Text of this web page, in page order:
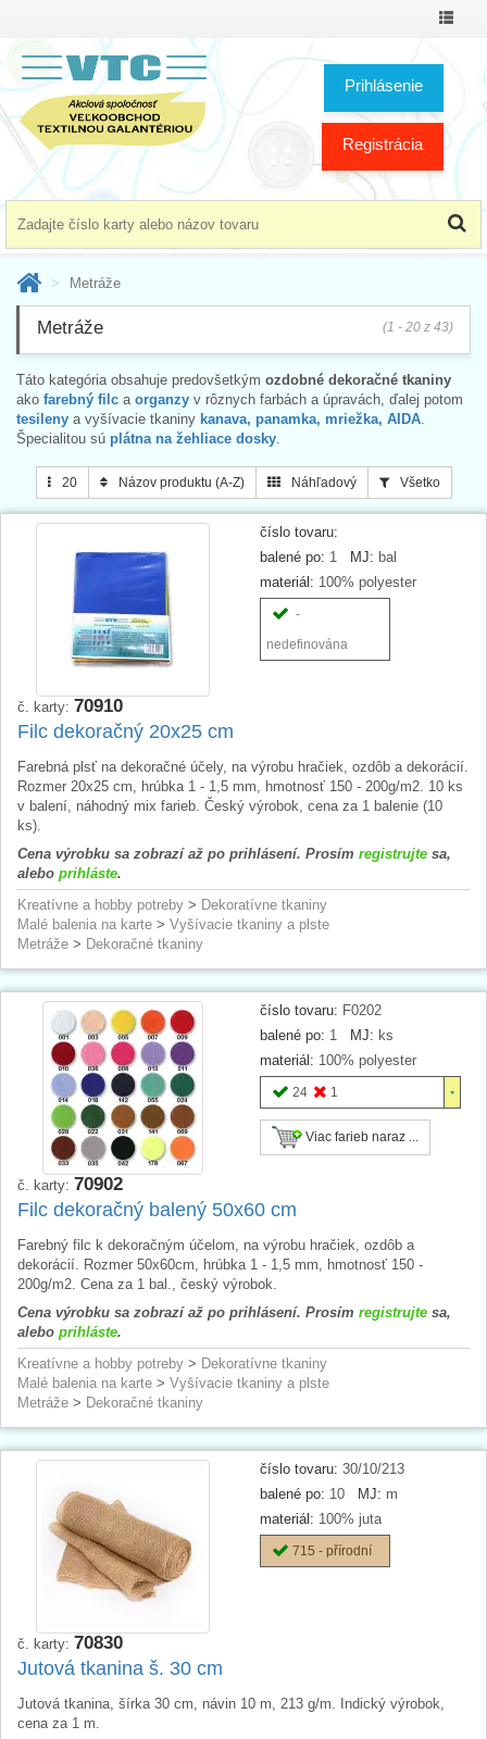
Prepnúť
Prihlásenie
Registrácia
Metráže
Metráže (1 - 20 z 43)
Táto kategória obsahuje predovšetkým ozdobné dekoračné tkaniny
ako farebný filc a organzy v rôznych farbách a úpravách, ďalej potom
tesileny a vyšívacie tkaniny kanava, panamka, mriežka, AIDA
Špecialitou sú plátna na žehliace dosky
20 Názov produktu (A-Z) Náhľadový Všetko
číslo tovaru:
balené po: 1 MJ: bal
materiál: 100% polyester
-
nedefinována
č. karty: 70910
Filc dekoračný 20x25 cm
Farebná plsť na dekoračné účely, na výrobu hračiek, ozdôb a dekorácií.
Rozmer 20x25 cm, hrúbka 1 - 1,5 mm, hmotnosť 150 - 200g/m2. 10 ks
v balení, náhodný mix farieb. Český výrobok, cena za 1 balenie (10
ks).
Cena výrobku sa zobrazí až po prihlásení. Prosím registrujte sa,
alebo prihláste.
Kreatívne a hobby potreby > Dekoratívne tkaniny
Malé balenia na karte > Vyšívacie tkaniny a plste
Metráže > Dekoračné tkaniny
číslo tovaru: F0202
balené po: 1 MJ: ks
materiál: 100% polyester
24 1
Viac farieb naraz ...
č. karty: 70902
Filc dekoračný balený 50x60 cm
Farebný filc k dekoračným účelom, na výrobu hračiek, ozdôb a
dekorácií. Rozmer 50x60cm, hrúbka 1 - 1,5 mm, hmotnosť 150 -
200g/m2. Cena za 1 bal., český výrobok.
Cena výrobku sa zobrazí až po prihlásení. Prosím registrujte sa,
alebo prihláste.
Kreatívne a hobby potreby > Dekoratívne tkaniny
Malé balenia na karte > Vyšívacie tkaniny a plste
Metráže > Dekoračné tkaniny
číslo tovaru: 30/10/213
balené po: 10 MJ: m
materiál: 100% juta
715 - přírodní
č. karty: 70830
Jutová tkanina š. 30 cm
Jutová tkanina, šírka 30 cm, návin 10 m, 213 g/m. Indický výrobok,
cena za 1 m.